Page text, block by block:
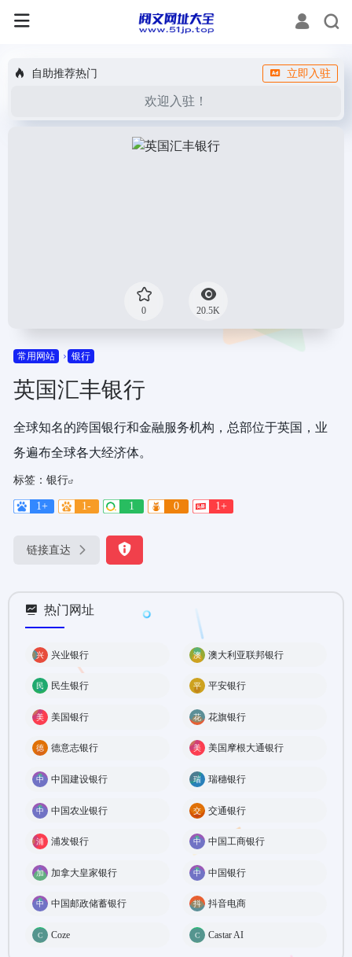
自助推荐热门 立即入驻
欢迎入驻！
0 20.5K
常用网站 银行
英国汇丰银行
全球知名的跨国银行和金融服务机构，总部位于英国，业
务遍布全球各大经济体。
标签： 银行
1+ 1- 1 0 1+
链接直达
热门网址
兴业银行 澳大利亚联邦银行
民生银行 平安银行
美国银行 花旗银行
德意志银行 美国摩根大通银行
中国建设银行 瑞穗银行
中国农业银行 交通银行
浦发银行 中国工商银行
加拿大皇家银行 中国银行
中国邮政储蓄银行 抖音电商
Coze Castar AI